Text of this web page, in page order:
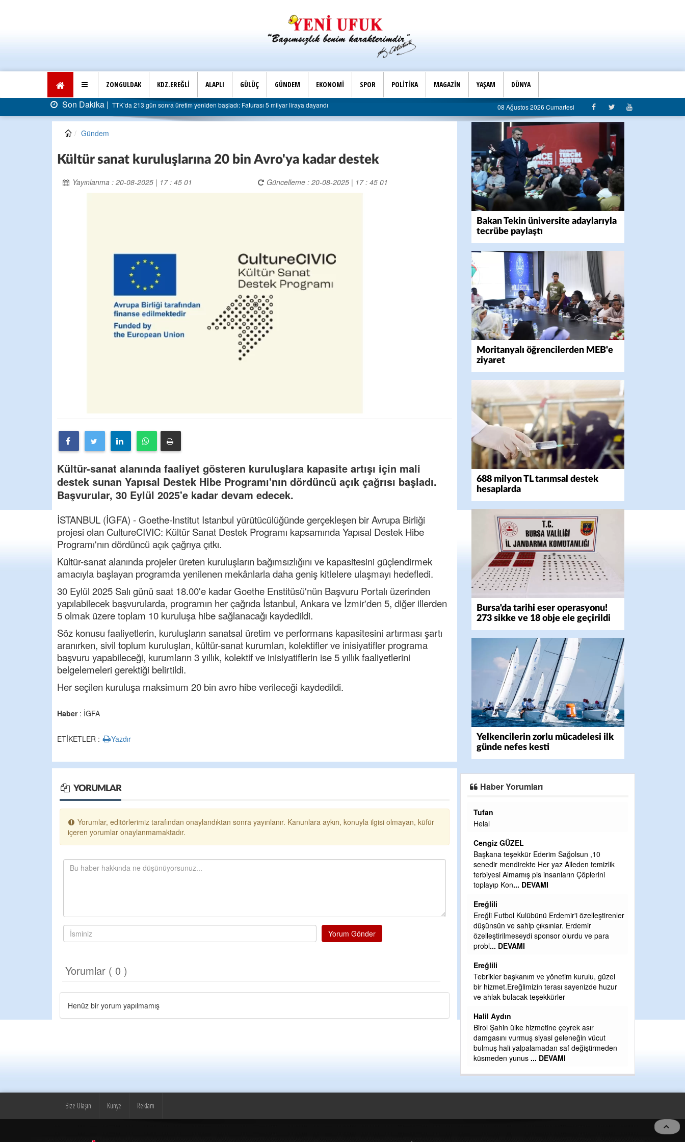
ZONGULDAK KDZ.EREĞLİ ALAPLI GÜLÜÇ GÜNDEM EKONOMİ SPOR POLİTİKA MAGAZİN YAŞAM DÜNYA
Son Dakika | TTK’da 213 gün sonra üretim yeniden başladı: Faturası 5 milyar liraya dayandı AK Parti Ereğli İlçe Başkanlığı’ndan belediyeye sert eleştiri: “Algı siyaseti değil, hizmet belediyeciliği”
08 Ağustos 2026 Cumartesi
Gündem
Kültür sanat kuruluşlarına 20 bin Avro'ya kadar destek
Yayınlanma : 20-08-2025 | 17 : 45 01 Güncelleme : 20-08-2025 | 17 : 45 01
Kültür-sanat alanında faaliyet gösteren kuruluşlara kapasite artışı için mali
destek sunan Yapısal Destek Hibe Programı'nın dördüncü açık çağrısı başladı.
Başvurular, 30 Eylül 2025'e kadar devam edecek.
İSTANBUL (İGFA) - Goethe-Institut Istanbul yürütücülüğünde gerçekleşen bir Avrupa Birliği
projesi olan CultureCIVIC: Kültür Sanat Destek Programı kapsamında Yapısal Destek Hibe
Programı'nın dördüncü açık çağrıya çıtkı.
Kültür-sanat alanında projeler üreten kuruluşların bağımsızlığını ve kapasitesini güçlendirmek
amacıyla başlayan programda yenilenen mekânlarla daha geniş kitlelere ulaşmayı hedefledi.
30 Eylül 2025 Salı günü saat 18.00'e kadar Goethe Enstitüsü'nün Başvuru Portalı üzerinden
yapılabilecek başvurularda, programın her çağrıda İstanbul, Ankara ve İzmir'den 5, diğer illerden
5 olmak üzere toplam 10 kuruluşa hibe sağlanacağı kaydedildi.
Söz konusu faaliyetlerin, kuruluşların sanatsal üretim ve performans kapasitesini artırması şartı
aranırken, sivil toplum kuruluşları, kültür-sanat kurumları, kolektifler ve inisiyatifler programa
başvuru yapabileceği, kurumların 3 yıllık, kolektif ve inisiyatiflerin ise 5 yıllık faaliyetlerini
belgelemeleri gerektiği belirtildi.
Her seçilen kuruluşa maksimum 20 bin avro hibe verileceği kaydedildi.
Haber: İGFA
ETİKETLER : Yazdır
YORUMLAR
Yorumlar, editörlerimiz tarafından onaylandıktan sonra yayınlanır. Kanunlara aykırı, konuyla ilgisi olmayan, küfür
içeren yorumlar onaylanmamaktadır.
Yorum Gönder
Yorumlar ( 0 )
Henüz bir yorum yapılmamış
Bakan Tekin üniversite adaylarıyla
tecrübe paylaştı
Moritanyalı öğrencilerden MEB'e
ziyaret
688 milyon TL tarımsal destek
hesaplarda
Bursa'da tarihi eser operasyonu!
273 sikke ve 18 obje ele geçirildi
Yelkencilerin zorlu mücadelesi ilk
günde nefes kesti
Haber Yorumları
Helal
Cengiz GÜZEL
Başkana teşekkür Ederim Sağolsun ,10
senedir mendirekte Her yaz Aileden temizlik
terbiyesi Almamış pis insanların Çöplerini
... DEVAMI
Ereğli Futbol Kulübünü Erdemir'i özelleştirenler
düşünsün ve sahip çıksınlar. Erdemir
özelleştirilmeseydi sponsor olurdu ve para
Tebrikler başkanım ve yönetim kurulu, güzel
bir hizmet.Ereğlimizin terası sayenizde huzur
ve ahlak bulacak teşekkürler
Halil Aydın
Birol Şahin ülke hizmetine çeyrek asır
damgasını vurmuş siyasi geleneğin vücut
bulmuş hali yalpalamadan saf değiştirmeden
... DEVAMI
CEVDET YILMAZ
GULDERE DERE
ÖNCE ALKAYA TARAFINDAN
Şaban yavuz
Mekanı cennet olsun kederli
Günaydın hayırlı sabahlar dilerim
Bize Ulaşın Künye Reklam